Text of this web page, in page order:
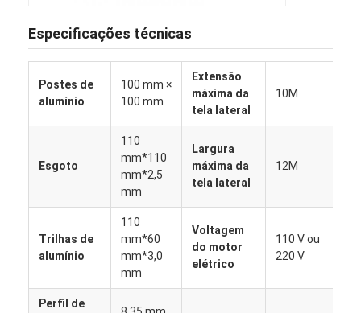
Visita à fábrica
Controle de qualidade
Especificações técnicas
Postes de
alumínio
100 mm ×
100 mm
Extensão
máxima da
tela lateral
10M
Esgoto
110
mm*110
mm*2,5
mm
Largura
máxima da
tela lateral
12M
Trilhas de
alumínio
110
mm*60
mm*3,0
mm
Voltagem
do motor
elétrico
110 V ou
220 V
Perfil de